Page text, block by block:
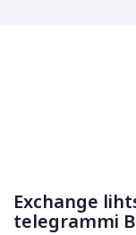
Exchange
telegrammi